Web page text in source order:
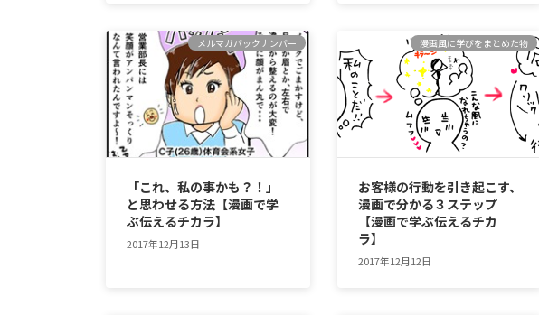
メルマガバックナンバー
「これ、私の事かも？！」
と思わせる方法【漫画で学
ぶ伝えるチカラ】
2017年12月13日
漫画風に学びをまとめた物
お客様の行動を引き起こす、
漫画で分かる３ステップ
【漫画で学ぶ伝えるチカ
ラ】
2017年12月12日